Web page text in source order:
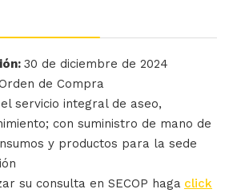
30 de diciembre de 2024
de Compra
servicio integral de aseo,
con suministro de mano de
y productos para la sede
su consulta en SECOP haga click